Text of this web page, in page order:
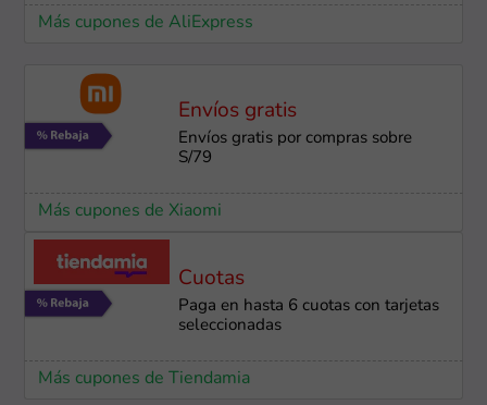
Más cupones de AliExpress
Envíos gratis
Envíos gratis por compras sobre
S/79
Más cupones de Xiaomi
Cuotas
Paga en hasta 6 cuotas con tarjetas
seleccionadas
Más cupones de Tiendamia